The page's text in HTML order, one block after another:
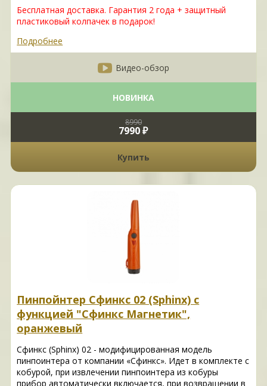
Бесплатная доставка. Гарантия 2 года + защитный
пластиковый колпачек в подарок!
Подробнее
Видео-обзор
НОВИНКА
8990
7990 ₽
Купить
Пинпойнтер Сфинкс 02 (Sphinx) с
функцией "Сфинкс Магнетик",
оранжевый
Сфинкс (Sphinx) 02 - модифицированная модель
пинпоинтера от компании «Сфинкс». Идет в комплекте с
кобурой, при извлечении пинпоинтера из кобуры
прибор автоматически включается, при возвращении в